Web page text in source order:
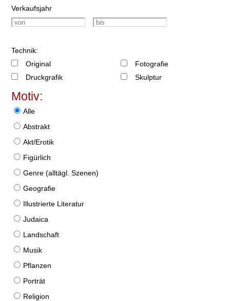
Verkaufsjahr
Technik:
Original
Druckgrafik
Fotografie
Skulptur
Motiv:
Alle
Abstrakt
Akt/Erotik
Figürlich
Genre (alltägl. Szenen)
Geografie
Illustrierte Literatur
Judaica
Landschaft
Musik
Pflanzen
Porträt
Religion